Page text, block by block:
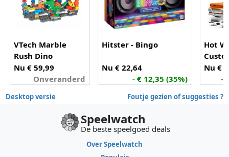
VTech Marble
Rush Dino
Adventures
Magnetic set
Nu € 59,99
Onveranderd
Hitster - Bingo
Nu € 22,64
- € 12,35 (35%)
Hot
Nu €
-
Desktop versie Foutje gezien of suggesties ?
Speelwatch
De beste speelgoed deals
Over Speelwatch